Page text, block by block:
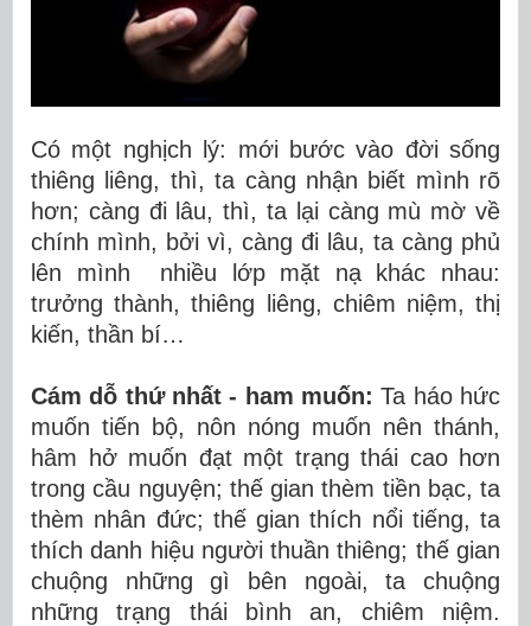
Có một nghịch lý: mới bước vào đời sống
thiêng liêng, thì, ta càng nhận biết mình rõ
hơn; càng đi lâu, thì, ta lại càng mù mờ về
chính mình, bởi vì, càng đi lâu, ta càng phủ
lên mình nhiều lớp mặt nạ khác nhau:
trưởng thành, thiêng liêng, chiêm niệm, thị
kiến, thần bí…
Cám dỗ thứ nhất - ham muốn: Ta háo hức
muốn tiến bộ, nôn nóng muốn nên thánh,
hâm hở muốn đạt một trạng thái cao hơn
trong cầu nguyện; thế gian thèm tiền bạc, ta
thèm nhân đức; thế gian thích nổi tiếng, ta
thích danh hiệu người thuần thiêng; thế gian
chuộng những gì bên ngoài, ta chuộng
những trạng thái bình an, chiêm niệm.